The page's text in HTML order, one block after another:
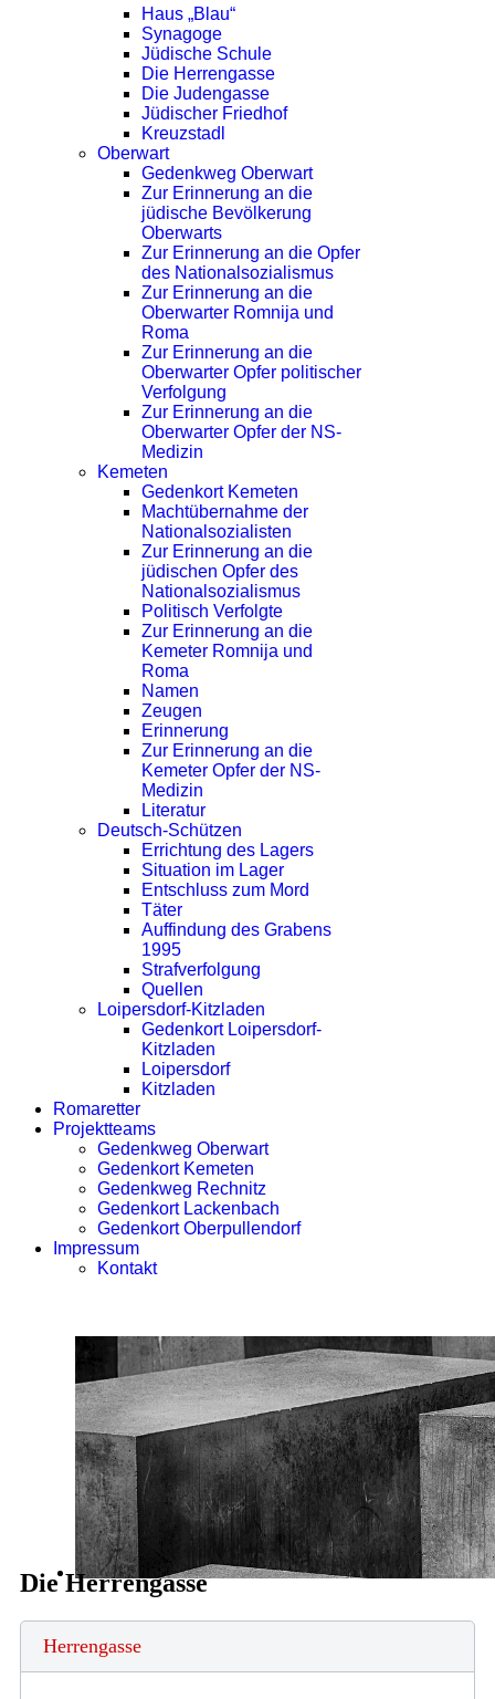
Haus „Blau“
Synagoge
Jüdische Schule
Die Herrengasse
Die Judengasse
Jüdischer Friedhof
Kreuzstadl
Oberwart
Gedenkweg Oberwart
Zur Erinnerung an die
jüdische Bevölkerung
Oberwarts
Zur Erinnerung an die Opfer
des Nationalsozialismus
Zur Erinnerung an die
Oberwarter Romnija und
Roma
Zur Erinnerung an die
Oberwarter Opfer politischer
Verfolgung
Zur Erinnerung an die
Oberwarter Opfer der NS-
Medizin
Kemeten
Gedenkort Kemeten
Machtübernahme der
Nationalsozialisten
Zur Erinnerung an die
jüdischen Opfer des
Nationalsozialismus
Politisch Verfolgte
Zur Erinnerung an die
Kemeter Romnija und
Roma
Namen
Zeugen
Erinnerung
Zur Erinnerung an die
Kemeter Opfer der NS-
Medizin
Literatur
Deutsch-Schützen
Errichtung des Lagers
Situation im Lager
Entschluss zum Mord
Täter
Auffindung des Grabens
1995
Strafverfolgung
Quellen
Loipersdorf-Kitzladen
Gedenkort Loipersdorf-
Kitzladen
Loipersdorf
Kitzladen
Romaretter
Projektteams
Gedenkweg Oberwart
Gedenkort Kemeten
Gedenkweg Rechnitz
Gedenkort Lackenbach
Gedenkort Oberpullendorf
Impressum
Kontakt
Die Herrengasse
Herrengasse